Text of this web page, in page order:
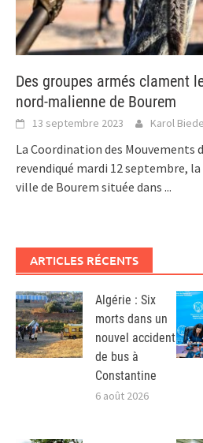
Des groupes armés clament
nord-malienne de Bourem
13 septembre 2023 Karol
La Coordination des Mouvements
revendiqué mardi 12 septembre,
ville de Bourem située dans ...
ARTICLES RÉCENTS
Algérie : Six
morts dans un
nouvel accident
de bus à
Constantine
6 août 2026